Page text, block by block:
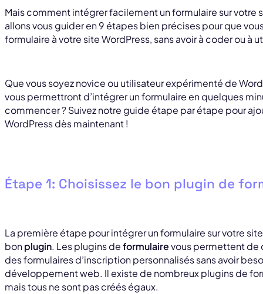
Mais comment intégrer facilement un formulaire sur votre
allons vous guider en 9 étapes bien précises pour que
formulaire à votre site WordPress, sans avoir à coder ou
Que vous soyez novice ou utilisateur expérimenté de
vous permettront d’intégrer un formulaire en quelques
commencer ? Suivez notre guide étape par étape pour
WordPress dès maintenant !
Étape 1: Choisissez le bon plugin de
La première étape pour intégrer un formulaire sur votre
bonplugin. Les plugins deformulairevous permettent de
des formulaires d’inscription personnalisés sans avoir
développement web. Il existe de nombreux plugins de
mais tous ne sont pas créés égaux.